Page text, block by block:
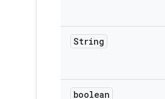
String
boolean